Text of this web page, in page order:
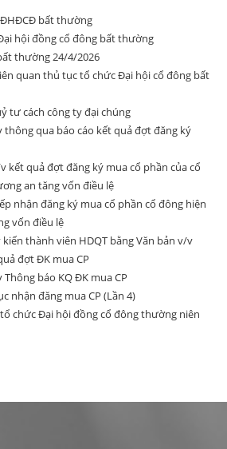
bất thường
hội đồng cổ đông bất thường
thường 24/4/2026
quan thủ tục tổ chức Đại hội cổ đông bất
tư cách công ty đại chúng
thông qua báo cáo kết quả đợt đăng ký
kết quả đợt đăng ký mua cổ phần của cổ
an tăng vốn điều lệ
nhận đăng ký mua cổ phần cổ đông hiện
vốn điều lệ
kiến thành viên HDQT bằng Văn bản v/v
đợt ĐK mua CP
báo KQ ĐK mua CP
nhận đăng mua CP (Lần 4)
chức Đại hội đồng cổ đông thường niên